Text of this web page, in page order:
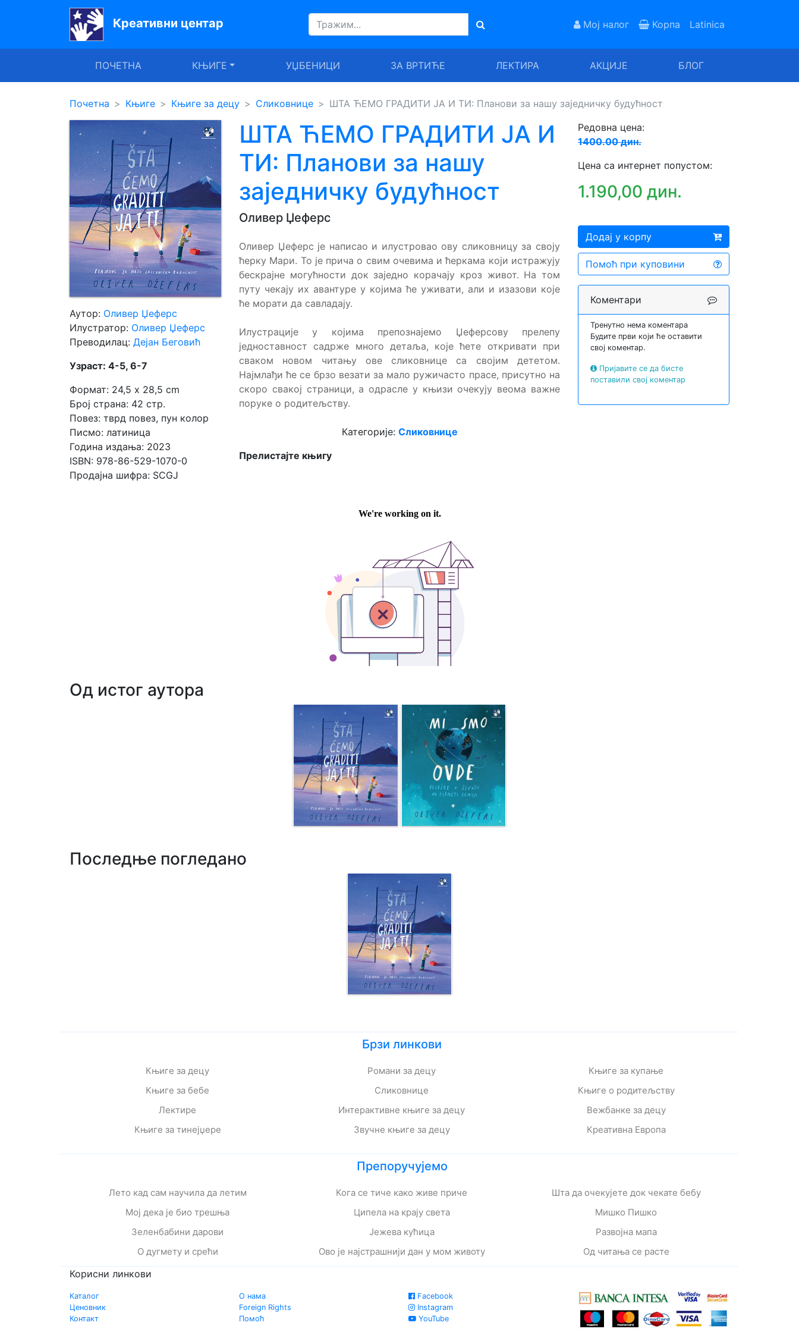
Креативни центар Мој налог Корпа Latinica
ПОЧЕТНА КЊИГЕ УЏБЕНИЦИ ЗА ВРТИЋЕ ЛЕКТИРА АКЦИЈЕ БЛОГ
Почетна
УџбенициПочетна Књиге Књиге за децу Сликовнице ШТА ЋЕМО ГРАДИТИ ЈА И ТИ: Планови за нашу заједничку будућност
Аутор: Оливер Џеферс
Илустратор: Оливер Џеферс
Преводилац: Дејан Беговић
Узраст: 4-5, 6-7
Формат: 24,5 x 28,5 cm
Број страна: 42 стр.
Повез: тврд повез, пун колор
Писмо: латиница
Година издања: 2023
ISBN: 978-86-529-1070-0
Продајна шифра: SCGJ
ШТА ЋЕМО ГРАДИТИ ЈА И
ТИ: Планови за нашу
заједничку будућност
Оливер Џеферс
Оливер Џеферс је написао и илустровао ову сликовницу за своју
ћерку Мари. То је прича о свим очевима и ћеркама који истражују
бескрајне могућности док заједно корачају кроз живот. На том
путу чекају их авантуре у којима ће уживати, али и изазови које
ће морати да савладају.
Илустрације у којима препознајемо Џеферсову прелепу
једноставност садрже много детаља, које ћете откривати при
сваком новом читању ове сликовнице са својим дететом.
Најмлађи ће се брзо везати за мало ружичасто прасе, присутно на
скоро свакој страници, а одрасле у књизи очекују веома важне
поруке о родитељству.
Категорије: Сликовнице
Прелистајте књигу
Редовна цена:
1400.00 дин.
Цена са интернет попустом:
1.190,00 дин.
Додај у корпу
Помоћ при куповини
Коментари
Тренутно нема коментара
Будите први који ће оставити
свој коментар.
Пријавите се да бисте
поставили свој коментар
Од истог аутора
Последње погледано
Брзи линкови
Књиге за децу
Књиге за бебе
Лектире
Књиге за тинејџере
Романи за децу
Сликовнице
Интерактивне књиге за децу
Звучне књиге за децу
Књиге за купање
Књиге о родитељству
Вежбанке за децу
Креативна Европа
Препоручујемо
Лето кад сам научила да летим
Мој дека је био трешња
Зеленбабини дарови
О дугмету и срећи
Кога се тиче како живе приче
Ципела на крају света
Јежева кућица
Ово је најстрашнији дан у мом животу
Шта да очекујете док чекате бебу
Мишко Пишко
Развојна мапа
Од читања се расте
Корисни линкови
Каталог
Ценовник
Контакт
О нама
Foreign Rights
Помоћ
Facebook
Instagram
YouTube